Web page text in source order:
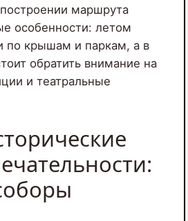
маршрута
особенности: летом
по крышам и паркам, а в
обратить внимание на
и театральные